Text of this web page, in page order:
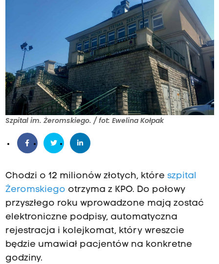
Szpital im. Żeromskiego. / fot: Ewelina Kołpak
Chodzi o 12 milionów złotych, które szpital
Żeromskiego otrzyma z KPO. Do połowy
przyszłego roku wprowadzone mają zostać
elektroniczne podpisy, automatyczna
rejestracja i kolejkomat, który wreszcie
będzie umawiał pacjentów na konkretne
godziny.